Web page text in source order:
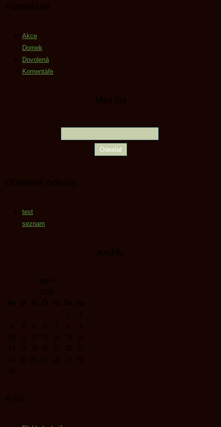
Fotoalbum
Akce
Domek
Dovolená
Komentáře
Mail list
Oblíbené odkazy
test
seznam
Archiv
srpen
2026
Po
Út St Čt Pá So
Ne
2
3
5 7 8
12 13 15
17
18 20 21 22
23
24
25 26 27 28 29
30
31
RSS